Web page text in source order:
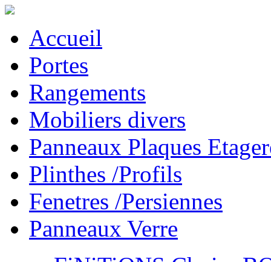
Accueil
Portes
Rangements
Mobiliers divers
Panneaux Plaques
Plinthes /Profils
Fenetres /Persiennes
Panneaux Verre